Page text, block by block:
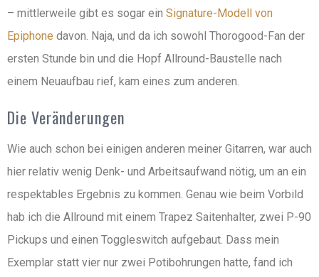
– mittlerweile gibt es sogar ein Signature-Modell von
Epiphone davon. Naja, und da ich sowohl Thorogood-Fan der
ersten Stunde bin und die Hopf Allround-Baustelle nach
einem Neuaufbau rief, kam eines zum anderen.
Die Veränderungen
Wie auch schon bei einigen anderen meiner Gitarren, war auch
hier relativ wenig Denk- und Arbeitsaufwand nötig, um an ein
respektables Ergebnis zu kommen. Genau wie beim Vorbild
hab ich die Allround mit einem Trapez Saitenhalter, zwei P-90
Pickups und einen Toggleswitch aufgebaut. Dass mein
Exemplar statt vier nur zwei Potibohrungen hatte, fand ich